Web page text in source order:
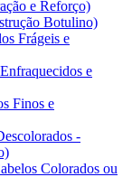
e Reforço)
Botulino)
Frágeis e
e
Finos e
-
Colorados ou